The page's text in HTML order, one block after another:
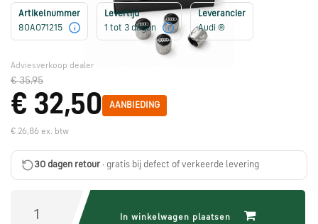
CUPRA
onderdelen
Zomeraanbiedingen
Kunnen
je
helpen?
Artikelnummer
80A071215
i
Levertijd
1 tot 3 dagen
i
Leverancier
Audi ®
Adviesverkoop dealer
€ 35,95
€ 32,50 AANBIEDING
€ 26,86 ex. btw
30 dagen retour · gratis bij defect of verkeerde levering
In winkelwagen plaatsen